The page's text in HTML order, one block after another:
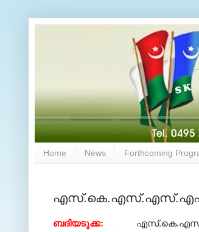
Home News Forthcoming
എസ്.കെ.എസ്.എസ്.എഫ്.
ബദിയടുക്ക: